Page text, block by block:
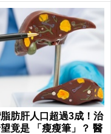
肪肝人口超過3成！治
竟是 「瘦瘦筆」？ 醫